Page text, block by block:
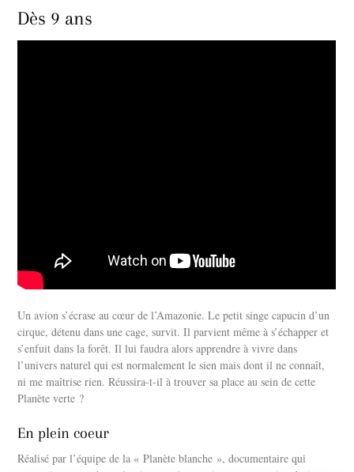
Dès 9 ans
Un avion s’écrase au cœur de l’Amazonie. Le petit singe capucin d’un
cirque, détenu dans une cage, survit. Il parvient même à s’échapper et
s’enfuit dans la forêt. Il lui faudra alors apprendre à vivre dans
l’univers naturel qui est normalement le sien mais dont il ne connaît,
ni me maîtrise rien. Réussira-t-il à trouver sa place au sein de cette
Planète verte ?
En plein coeur
Réalisé par l’équipe de la « Planète blanche », documentaire qui